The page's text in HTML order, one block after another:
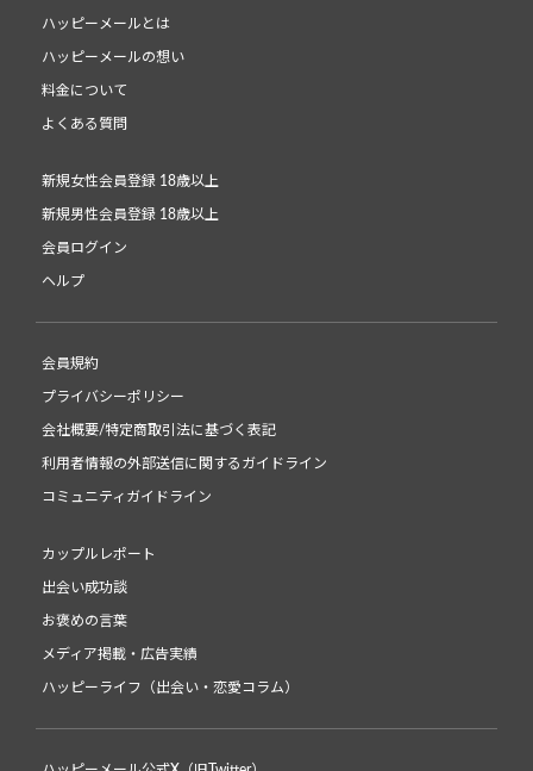
ハッピーメールとは
ハッピーメールの想い
料金について
よくある質問
新規女性会員登録 18歳以上
新規男性会員登録 18歳以上
会員ログイン
ヘルプ
会員規約
プライバシーポリシー
会社概要/特定商取引法に基づく表記
利用者情報の外部送信に関するガイドライン
コミュニティガイドライン
カップルレポート
出会い成功談
お褒めの言葉
メディア掲載・広告実績
ハッピーライフ（出会い・恋愛コラム）